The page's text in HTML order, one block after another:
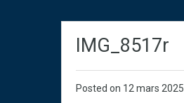
IMG_8517r
Posted on 12 mars 2025